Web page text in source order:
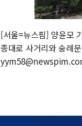
[서울=뉴스핌] 양윤모
종대로 사거리와 숭례